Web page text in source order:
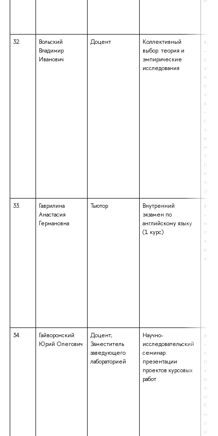
32.
Вольский
Владимир
Иванович
Доцент
Коллективный
выбор: теория и
эмпирические
исследования
–
–
33.
Гаврилина
Анастасия
Германовна
Тьютор
Внутренний
экзамен по
английскому языку
(1 курс)
–
34.
Гайворонский
Юрий Олегович
Доцент;
Заместитель
заведующего
лабораторией
Научно-
исследовательский
семинар:
презентации
проектов курсовых
работ
–